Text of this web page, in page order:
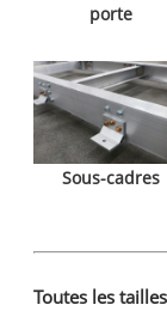
porte
Sous-cadres
Toutes les